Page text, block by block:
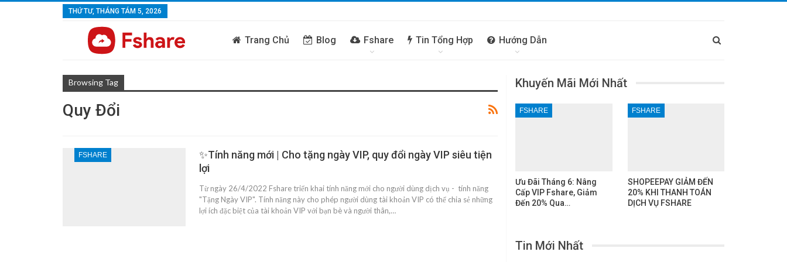
THỨ TƯ, THÁNG TÁM 5, 2026
Trang Chủ Blog Fshare Tin Tổng Hợp Hướng Dẫn
Browsing Tag
Quy Đổi
FSHARE
✨Tính năng mới | Cho tặng ngày VIP, quy đổi ngày VIP siêu tiện
lợi
Từ ngày 26/4/2022 Fshare triển khai tính năng mới cho người dùng dịch vụ - tính năng
"Tặng Ngày VIP". Tính năng này cho phép người dùng tài khoản VIP có thể chia sẻ những
lợi ích đặc biệt của tài khoản VIP với bạn bè và người thân,…
Khuyến Mãi Mới Nhất
FSHARE
Ưu Đãi Tháng 6: Nâng
Cấp VIP Fshare, Giảm
Đến 20% Qua…
FSHARE
SHOPEEPAY GIẢM ĐẾN
20% KHI THANH TOÁN
DỊCH VỤ FSHARE
Tin Mới Nhất